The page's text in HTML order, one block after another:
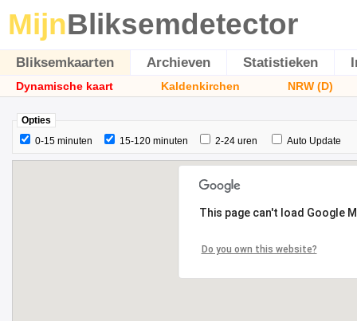
MijnBliksemdetector
Bliksemkaarten Archieven Statistieken
Dynamische kaart Kaldenkirchen NRW (D)
Opties
0-15 minuten
15-120 minuten 2-24 uren Auto Update
This page can't load Google
Do you own this website?